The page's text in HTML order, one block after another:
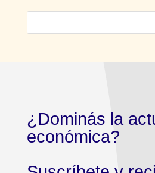
¿Dominás la
económica?